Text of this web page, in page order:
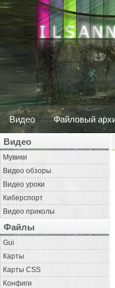
Видео Файловый
Видео
Мувики
Видео обзоры
Видео уроки
Киберспорт
Видео приколы
Файлы
Gui
Карты
Карты CSS
Конфиги